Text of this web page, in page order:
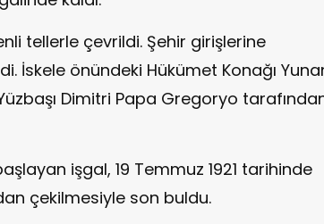
tellerle çevrildi. Şehir girişlerine
İskele önündeki Hükümet Konağı
Dimitri Papa Gregoryo
işgal, 19 Temmuz 1921 tarihinde
çekilmesiyle son buldu.